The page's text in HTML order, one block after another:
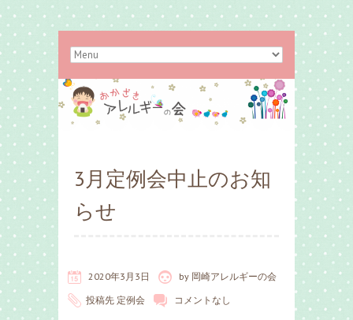
3月定例会中止のお知
らせ
2020年3月3日 by 岡崎アレルギーの会
投稿先 定例会 コメントなし